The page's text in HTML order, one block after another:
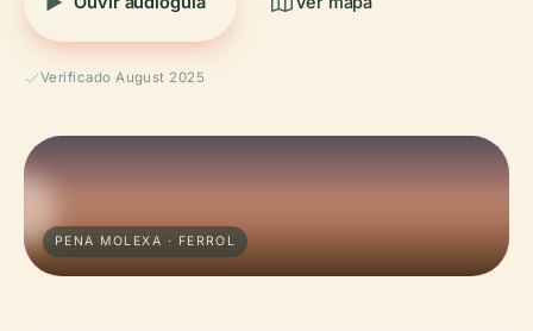
Verificado August 2025
PENA MOLEXA · FERROL